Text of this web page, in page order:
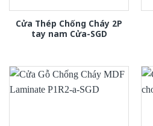
Cửa Thép Chống Cháy 2P
tay nam Cửa-SGD